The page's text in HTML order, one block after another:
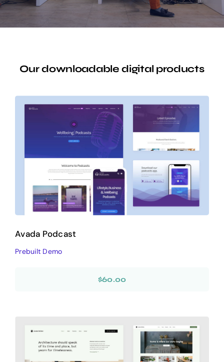
Our downloadable digital products
Avada Podcast
Prebuilt Demo
Avada Podcast
Prebuilt Demo
$60.00